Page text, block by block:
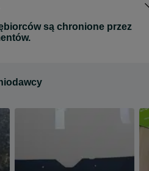
są chronione przez